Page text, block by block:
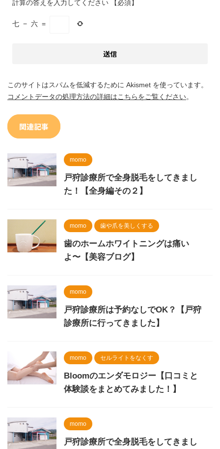
計算の答えを入力してください 【必須】
七 − 六 =
このサイトはスパムを低減するために Akismet を使っています。
コメントデータの処理方法の詳細はこちらをご覧ください。
関連記事
momo
戸狩診療所で全身脱毛をしてきまし
た！【全身編その２】
momo 歯や爪を美しくする
歯のホームホワイトニングは痛い
よ〜【美容ブログ】
momo
戸狩診療所は予約なしでOK？【戸狩
診療所に行ってきました】
momo セルライトをなくす
Bloomのエンダモロジー【口コミと
体験談をまとめてみました！】
momo
戸狩診療所で全身脱毛をしてきまし